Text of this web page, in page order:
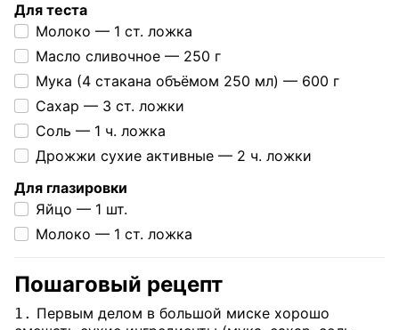
Для теста
Молоко — 1 ст. ложка
Масло сливочное — 250 г
Мука (4 стакана объёмом 250 мл) — 600 г
Сахар — 3 ст. ложки
Соль — 1 ч. ложка
Дрожжи сухие активные — 2 ч. ложки
Для глазировки
Яйцо — 1 шт.
Молоко — 1 ст. ложка
Пошаговый рецепт
1. Первым делом в большой миске хорошо